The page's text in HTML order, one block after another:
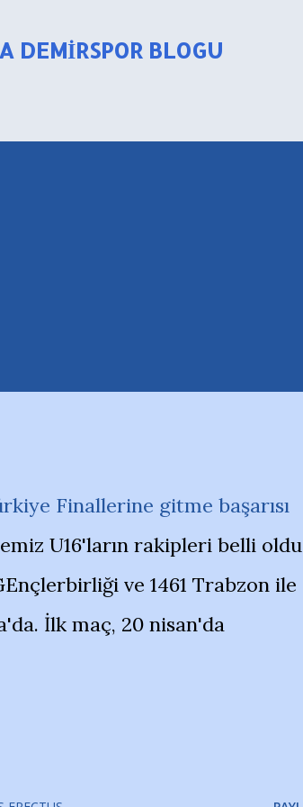
DEMIRSPOR BLOGU
Finallerine gitme başarısı
U16'ların rakipleri belli
ve 1461 Trabzon ile
İlk maç, 20 nisan'da